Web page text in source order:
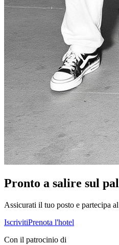
Pronto a salire sul
Assicurati il tuo posto e partecipa
IscrivitiPrenota l'hotel
Con il patrocinio di